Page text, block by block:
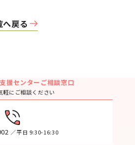
へ戻る
援センターご相談窓口
軽にご相談ください
／平日 9:30-16:30